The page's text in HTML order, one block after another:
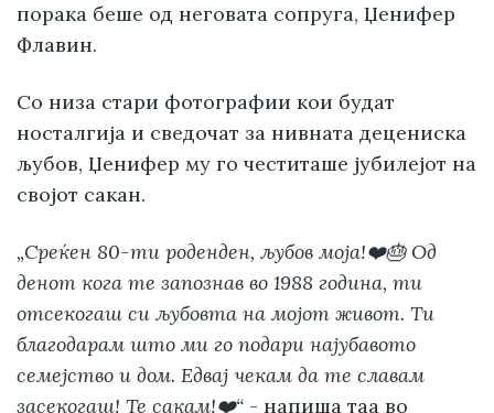
порака беше од неговата сопруга, Џенифер
Флавин.
Со низа стари фотографии кои будат
носталгија и сведочат за нивната децениска
љубов, Џенифер му го честиташе јубилејот на
својот сакан.
„Среќен 80-ти роденден, љубов моја!❤️🎂 Од
денот кога те запознав во 1988 година, ти
отсекогаш си љубовта на мојот живот. Ти
благодарам што ми го подари најубавото
семејство и дом. Едвај чекам да те славам
засекогаш! Те сакам!❤️“ - напиша таа во